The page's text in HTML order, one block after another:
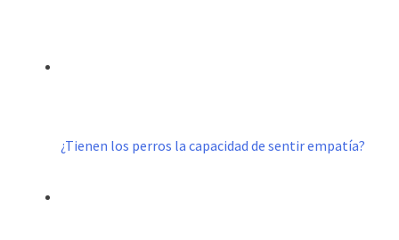
¿Tienen los perros la capacidad de sentir empatía?